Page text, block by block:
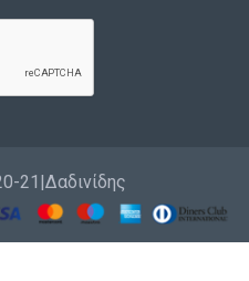
21|Δαδινίδης
Επικοινωνία Καλέστε μας